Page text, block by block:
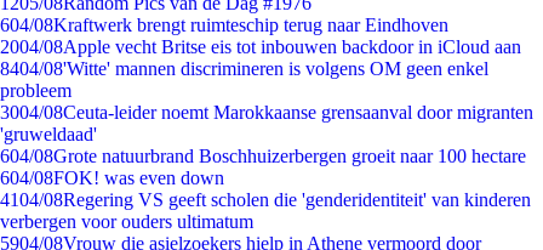
604/08Kraftwerk brengt ruimteschip terug naar Eindhoven
2004/08Apple vecht Britse eis tot inbouwen backdoor in iCloud aan
8404/08'Witte' mannen discrimineren is volgens OM geen enkel
probleem
3004/08Ceuta-leider noemt Marokkaanse grensaanval door migranten
'gruweldaad'
604/08Grote natuurbrand Boschhuizerbergen groeit naar 100 hectare
604/08FOK! was even down
4104/08Regering VS geeft scholen die 'genderidentiteit' van kinderen
verbergen voor ouders ultimatum
5904/08Vrouw die asielzoekers hielp in Athene vermoord door